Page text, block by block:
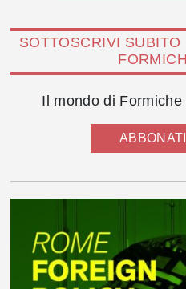
SOTTOSCRIVI
Il mondo di